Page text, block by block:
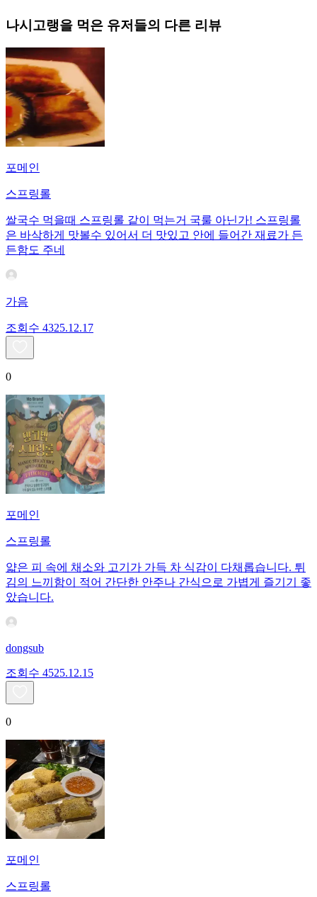
나시고랭을 먹은 유저들의 다른 리뷰
포메인
스프링롤
쌀국수 먹을때 스프링롤 같이 먹는거 국룰 아닌가! 스프링롤
은 바삭하게 맛볼수 있어서 더 맛있고 안에 들어간 재료가 든
든함도 주네
가음
조회수 4325.12.17
0
포메인
스프링롤
얇은 피 속에 채소와 고기가 가득 차 식감이 다채롭습니다. 튀
김의 느끼함이 적어 간단한 안주나 간식으로 가볍게 즐기기 좋
았습니다.
dongsub
조회수 4525.12.15
0
포메인
스프링롤